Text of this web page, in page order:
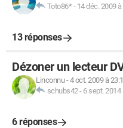
Toto86* - 14 déc. 2009
13 réponses
Dézoner un lecteur
Linconnu-4 oct. 2009 à
schubs42- 6 sept. 2014
6 réponses